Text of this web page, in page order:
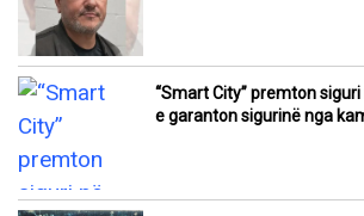
“Smart City” premton
e garanton sigurinë nga